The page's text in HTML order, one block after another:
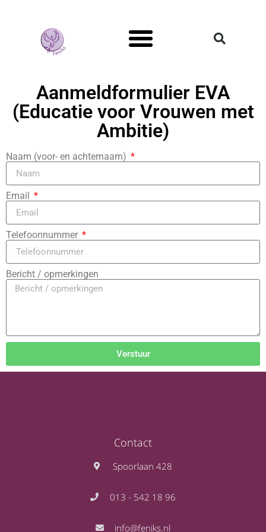
Aanmeldformulier EVA
(Educatie voor Vrouwen met
Ambitie)
Naam (voor- en achternaam)
Email
Telefoonnummer
Bericht / opmerkingen
Verstuur
Contact
Spoorlaan 428
013 - 542 18 96
info@feniks.nl